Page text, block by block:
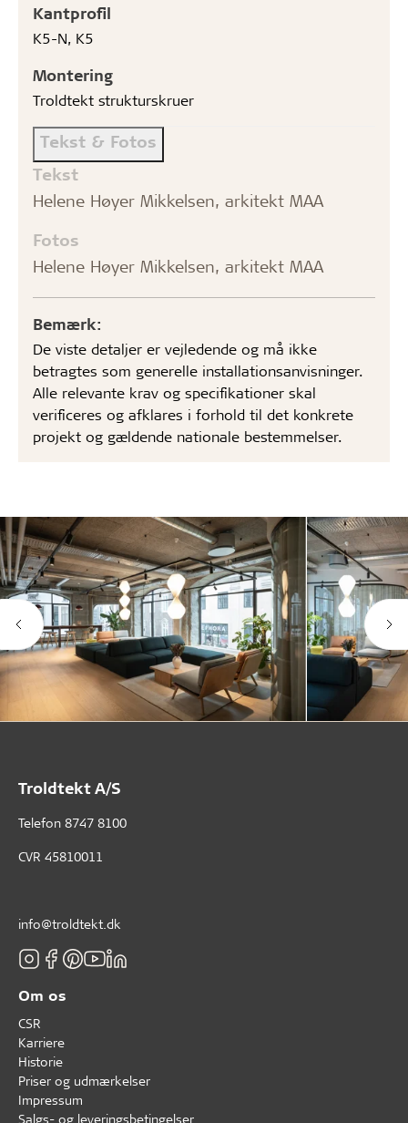
Kantprofil
K5-N, K5
Montering
Troldtekt strukturskruer
Tekst & Fotos
Tekst
Helene Høyer Mikkelsen, arkitekt MAA
Fotos
Helene Høyer Mikkelsen, arkitekt MAA
Bemærk:
De viste detaljer er vejledende og må ikke
betragtes som generelle installationsanvisninger.
Alle relevante krav og specifikationer skal
verificeres og afklares i forhold til det konkrete
projekt og gældende nationale bestemmelser.
Troldtekt A/S
Telefon 8747 8100
CVR 45810011
info@troldtekt.dk
Om os
CSR
Karriere
Historie
Priser og udmærkelser
Impressum
Salgs- og leveringsbetingelser